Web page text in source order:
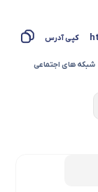
کپی آدرس
شبکه های اجتماعی